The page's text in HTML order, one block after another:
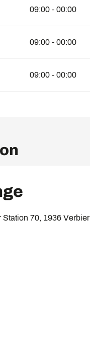
09:00 - 00:00
09:00 - 00:00
09:00 - 00:00
Station 70, 1936 Verbier